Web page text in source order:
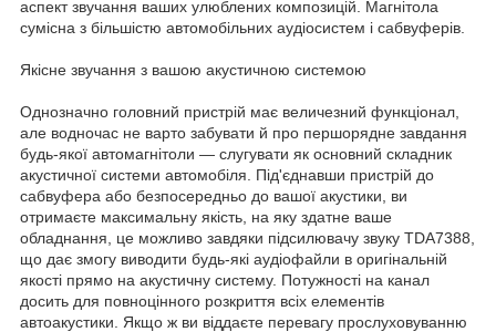
аспект звучання ваших улюблених композицій. Магнітола
сумісна з більшістю автомобільних аудіосистем і сабвуферів.
Якісне звучання з вашою акустичною системою
Однозначно головний пристрій має величезний функціонал,
але водночас не варто забувати й про першорядне завдання
будь-якої автомагнітоли — слугувати як основний складник
акустичної системи автомобіля. Під'єднавши пристрій до
сабвуфера або безпосередньо до вашої акустики, ви
отримаєте максимальну якість, на яку здатне ваше
обладнання, це можливо завдяки підсилювачу звуку TDA7388,
що дає змогу виводити будь-які аудіофайли в оригінальній
якості прямо на акустичну систему. Потужності на канал
досить для повноцінного розкриття всіх елементів
автоакустики. Якщо ж ви віддаєте перевагу прослуховуванню